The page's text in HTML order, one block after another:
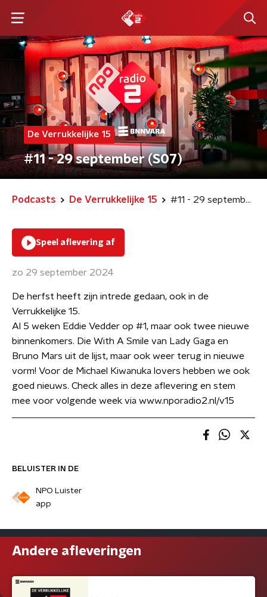
De Verrukkelijke 15
#11 - 29 september (S07)
Podcasts De Verrukkelijke 15 #11 - 29 september (S07)
BELUISTER IN DE
NPO Luister
app
Speel aflevering af
zo 29 september 2024
De herfst heeft zijn intrede gedaan, ook in de
Verrukkelijke 15.
Al 5 weken Eddie Vedder op #1, maar ook twee nieuwe
binnenkomers. Die With A Smile van Lady Gaga en
Bruno Mars uit de lijst, maar ook weer terug in nieuwe
vorm! Voor de Michael Kiwanuka lovers hebben we ook
goed nieuws. Check alles in deze aflevering en stem
mee voor volgende week via www.nporadio2.nl/v15
Andere afleveringen